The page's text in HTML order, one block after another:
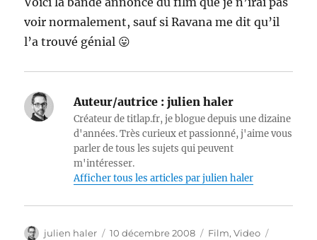
voir normalement, sauf si Ravana me dit qu’il
l’a trouvé génial 😛
Auteur/autrice : julien haler
Créateur de titlap.fr, je blogue depuis une dizaine
d'années. Très curieux et passionné, j'aime vous
parler de tous les sujets qui peuvent
m'intéresser.
Afficher tous les articles par julien haler
Auteur
julien haler
Publié
10 décembre 2008 Catégories
Film,Video